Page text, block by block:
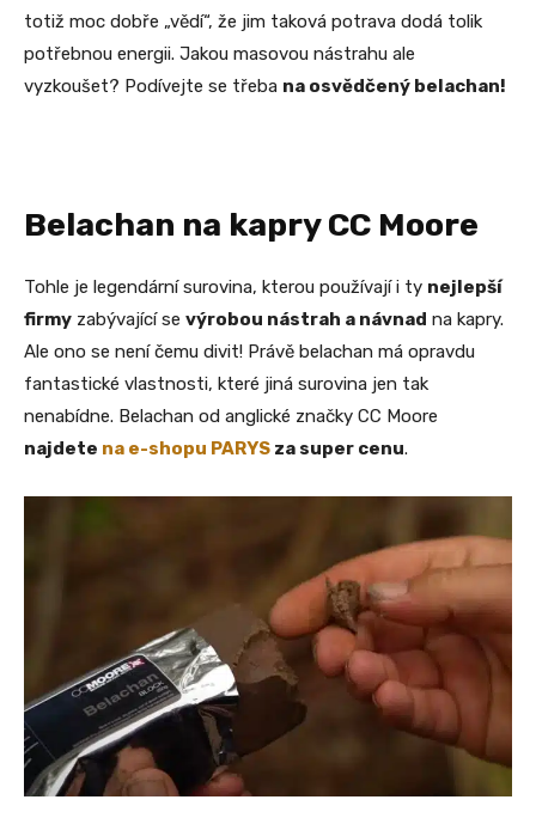
totiž moc dobře „vědí“, že jim taková potrava dodá tolik
potřebnou energii. Jakou masovou nástrahu ale
vyzkoušet? Podívejte se třeba na osvědčený belachan!
Belachan na kapry CC Moore
Tohle je legendární surovina, kterou používají i ty nejlepší
firmy zabývající se výrobou nástrah a návnad na kapry.
Ale ono se není čemu divit! Právě belachan má opravdu
fantastické vlastnosti, které jiná surovina jen tak
nenabídne. Belachan od anglické značky CC Moore
najdete na e-shopu PARYS za super cenu.